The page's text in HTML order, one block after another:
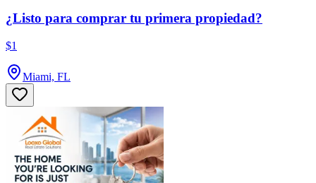
¿Listo para comprar tu primera propiedad?
$1
Miami, FL